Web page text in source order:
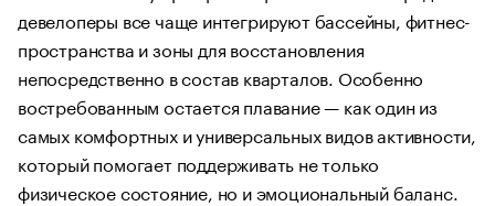
девелоперы все чаще интегрируют бассейны, фитнес-
пространства и зоны для восстановления
непосредственно в состав кварталов. Особенно
востребованным остается плавание — как один из
самых комфортных и универсальных видов активности,
который помогает поддерживать не только
физическое состояние, но и эмоциональный баланс.